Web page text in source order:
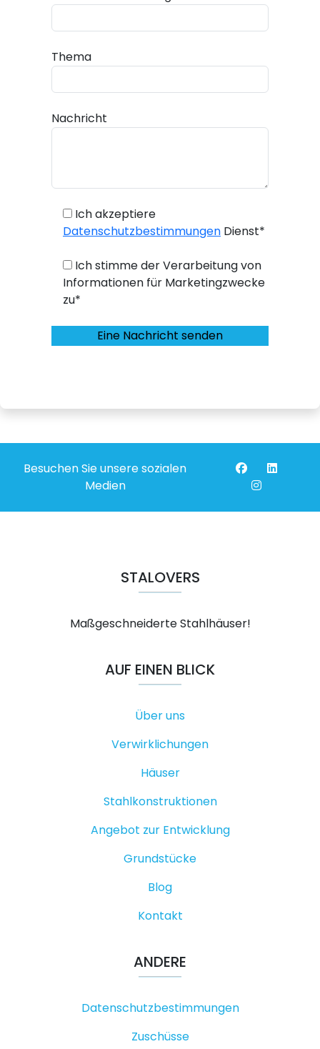
Thema
Nachricht
Ich akzeptiere
Datenschutzbestimmungen Dienst*
Ich stimme der Verarbeitung von
Informationen für Marketingzwecke
zu*
Besuchen Sie unsere sozialen
Medien
STALOVERS
Maßgeschneiderte Stahlhäuser!
AUF EINEN BLICK
Über uns
Verwirklichungen
Häuser
Stahlkonstruktionen
Angebot zur Entwicklung
Grundstücke
Blog
Kontakt
ANDERE
Datenschutzbestimmungen
Zuschüsse